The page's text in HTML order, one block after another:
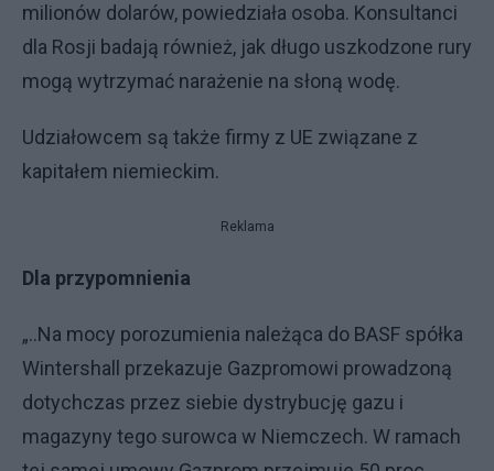
milionów dolarów, powiedziała osoba. Konsultanci
dla Rosji badają również, jak długo uszkodzone rury
mogą wytrzymać narażenie na słoną wodę.
Udziałowcem są także firmy z UE związane z
kapitałem niemieckim.
Reklama
Dla przypomnienia
„..Na mocy porozumienia należąca do BASF spółka
Wintershall przekazuje Gazpromowi prowadzoną
dotychczas przez siebie dystrybucję gazu i
magazyny tego surowca w Niemczech. W ramach